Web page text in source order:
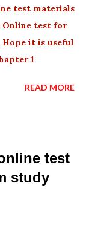
test materials
Online test for
it is useful
1
READ MORE
test
study